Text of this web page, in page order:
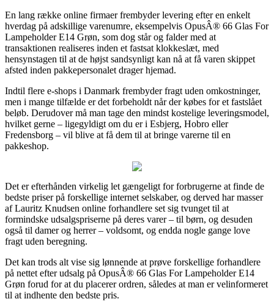
En lang række online firmaer frembyder levering efter en enkelt
hverdag på adskillige varenumre, eksempelvis OpusÂ® 66 Glas For
Lampeholder E14 Grøn, som dog står og falder med at
transaktionen realiseres inden et fastsat klokkeslæt, med
hensynstagen til at de højst sandsynligt kan nå at få varen skippet
afsted inden pakkepersonalet drager hjemad.
Indtil flere e-shops i Danmark frembyder fragt uden omkostninger,
men i mange tilfælde er det forbeholdt når der købes for et fastslået
beløb. Derudover må man tage den mindst kostelige leveringsmodel,
hvilket gerne – ligegyldigt om du er i Esbjerg, Hobro eller
Fredensborg – vil blive at få dem til at bringe varerne til en
pakkeshop.
Det er efterhånden virkelig let gængeligt for forbrugerne at finde de
bedste priser på forskellige internet selskaber, og derved har masser
af Lauritz Knudsen online forhandlere set sig tvunget til at
formindske udsalgspriserne på deres varer – til børn, og desuden
også til damer og herrer – voldsomt, og endda nogle gange love
fragt uden beregning.
Det kan trods alt vise sig lønnende at prøve forskellige forhandlere
på nettet efter udsalg på OpusÂ® 66 Glas For Lampeholder E14
Grøn forud for at du placerer ordren, således at man er velinformeret
til at indhente den bedste pris.